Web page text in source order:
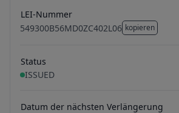
LEI-Nummer
549300B56MD0ZC402L06 kopieren
549300B56MD0ZC402L06
Status
ISSUED
Datum der nächsten Verlängerung